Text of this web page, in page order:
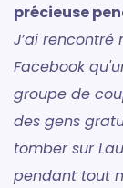
précieuse
J’ai
Facebook
groupe de
des gens
tomber sur
pendant tout